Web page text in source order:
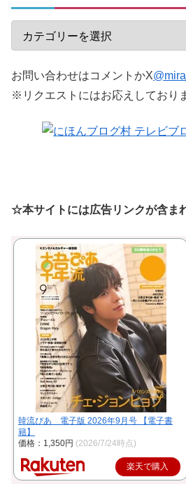
お問い合わせはコメントかX
※リクエストにはお応えしており
☆本サイトには広告リンクが含ま
韓流ぴあ 電子版 2026年9月号 【電子書
籍】
価格：1,350円 (2026/7/24時点)
楽天で購入